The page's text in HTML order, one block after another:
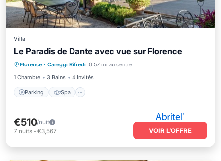
Villa
Le Paradis de Dante avec vue sur Florence
Florence · Careggi Rifredi 0.57 mi au centre
1 Chambre
3 Bains 4 Invités
Parking Spa
Parking Spa
Balcon/Terrasse
Cuisine
€510/nuit
7 nuits - €3,567 VOIR L’OFFRE